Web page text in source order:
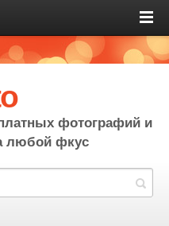
фотографий и
любой фкус